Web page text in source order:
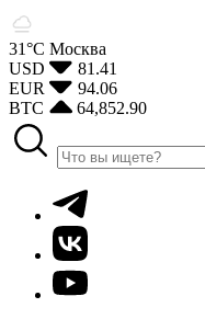
31°С Москва
USD
81.41
EUR
94.06
BTC
64,852.90